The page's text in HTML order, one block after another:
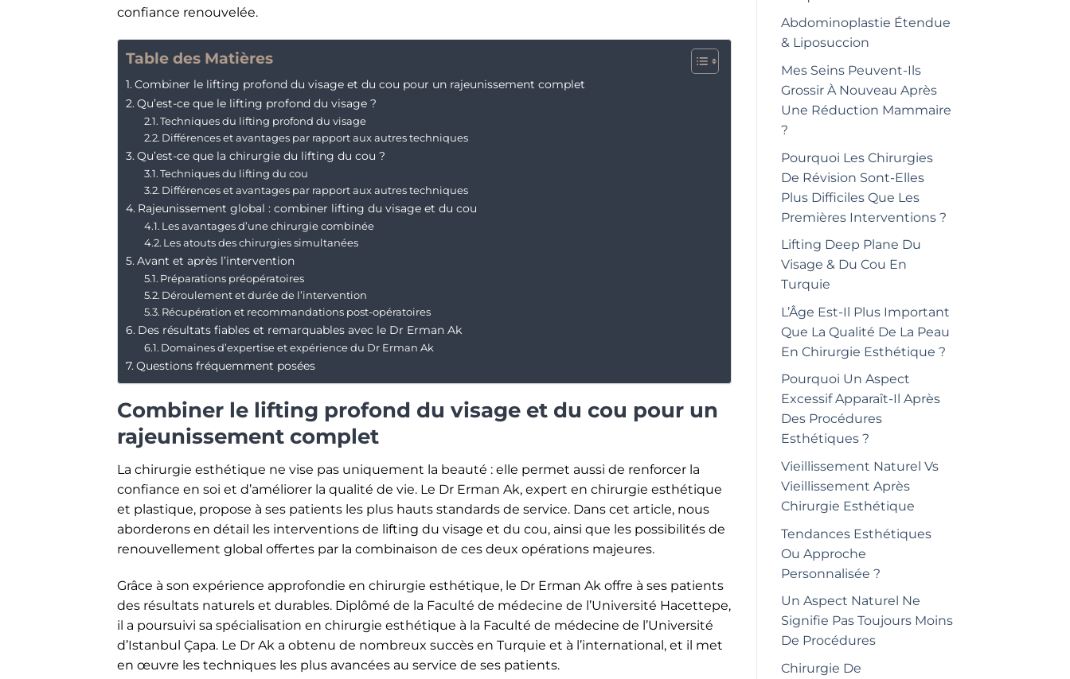
confiance renouvelée.
Table des Matières
Combiner le lifting profond du visage et du cou pour un rajeunissement complet
Qu’est-ce que le lifting profond du visage ?
Techniques du lifting profond du visage
Différences et avantages par rapport aux autres techniques
Qu’est-ce que la chirurgie du lifting du cou ?
Techniques du lifting du cou
Différences et avantages par rapport aux autres techniques
Rajeunissement global : combiner lifting du visage et du cou
Les avantages d’une chirurgie combinée
Les atouts des chirurgies simultanées
Avant et après l’intervention
Préparations préopératoires
Déroulement et durée de l’intervention
Récupération et recommandations post-opératoires
Des résultats fiables et remarquables avec le Dr Erman Ak
Domaines d’expertise et expérience du Dr Erman Ak
Questions fréquemment posées
Combiner le lifting profond du visage et du cou pour un
rajeunissement complet
La chirurgie esthétique ne vise pas uniquement la beauté : elle permet aussi de renforcer la
confiance en soi et d’améliorer la qualité de vie. Le Dr Erman Ak, expert en chirurgie esthétique
et plastique, propose à ses patients les plus hauts standards de service. Dans cet article, nous
aborderons en détail les interventions de lifting du visage et du cou, ainsi que les possibilités de
renouvellement global offertes par la combinaison de ces deux opérations majeures.
Grâce à son expérience approfondie en chirurgie esthétique, le Dr Erman Ak offre à ses patients
des résultats naturels et durables. Diplômé de la Faculté de médecine de l’Université Hacettepe,
il a poursuivi sa spécialisation en chirurgie esthétique à la Faculté de médecine de l’Université
d’Istanbul Çapa. Le Dr Ak a obtenu de nombreux succès en Turquie et à l’international, et il met
en œuvre les techniques les plus avancées au service de ses patients.
Abdominoplastie Étendue
& Liposuccion
Mes Seins Peuvent-Ils
Grossir À Nouveau Après
Une Réduction Mammaire
?
Pourquoi Les Chirurgies
De Révision Sont-Elles
Plus Difficiles Que Les
Premières Interventions ?
Lifting Deep Plane Du
Visage & Du Cou En
Turquie
L’Âge Est-Il Plus Important
Que La Qualité De La Peau
En Chirurgie Esthétique ?
Pourquoi Un Aspect
Excessif Apparaît-Il Après
Des Procédures
Esthétiques ?
Vieillissement Naturel Vs
Vieillissement Après
Chirurgie Esthétique
Tendances Esthétiques
Ou Approche
Personnalisée ?
Un Aspect Naturel Ne
Signifie Pas Toujours Moins
De Procédures
Chirurgie De